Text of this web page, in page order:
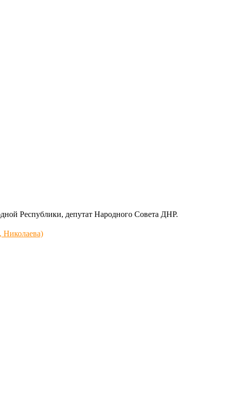
Республики, депутат Народного Совета ДНР.